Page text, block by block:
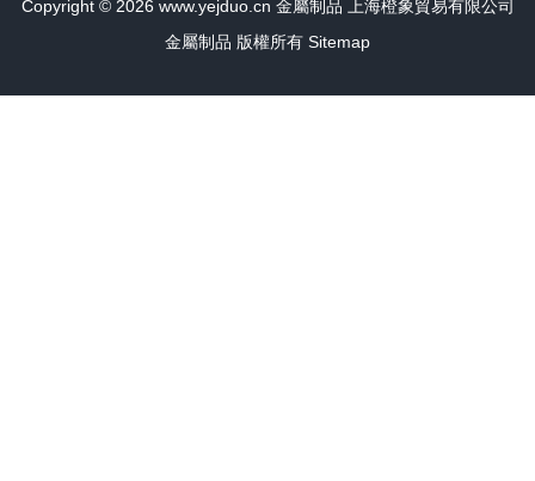
Copyright © 2026 www.yejduo.cn 金屬制品
上海橙象貿易有限公司
金屬制品 版權所有 Sitemap